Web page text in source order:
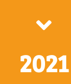
2021
dirai comment
désireux·euses
dans des parcours